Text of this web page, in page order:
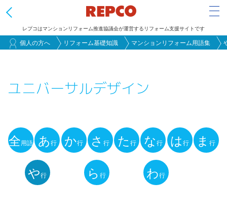
レプコはマンションリフォーム推進協議会が運営するリフォーム支援サイトです
個人の方へ リフォーム基礎知識 マンションリフォーム用語集
ユニバーサルデザイン
用
全用語 あ行 か行 さ行 た 行 な行 は行 ま行
や行 ら 行 わ行